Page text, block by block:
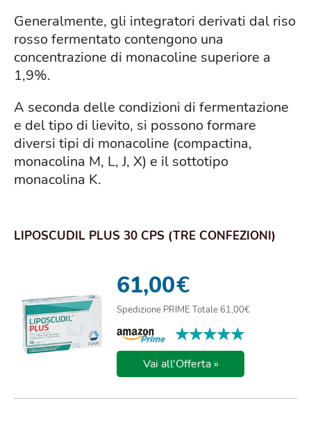
Generalmente, gli integratori derivati dal riso
rosso fermentato contengono una
concentrazione di monacoline superiore a
1,9%.
A seconda delle condizioni di fermentazione
e del tipo di lievito, si possono formare
diversi tipi di monacoline (compactina,
monacolina M, L, J, X) e il sottotipo
monacolina K.
LIPOSCUDIL PLUS 30 CPS (TRE CONFEZIONI)
61,00€
Spedizione PRIME Totale 61,00€
★★★★★
★★★★★
Vai all'Offerta »